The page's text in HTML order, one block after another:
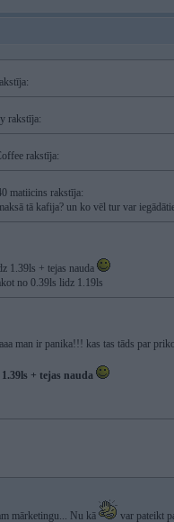
rakstīja:
rakstīja:
matiicins rakstīja:
tā kafija? un ko vēl tur var
1.39ls + tejas nauda
no 0.39ls lidz 1.19ls
man ir panika!!! kas tas tāds par
+ tejas nauda
mārketingu... Nu kā var pateikt